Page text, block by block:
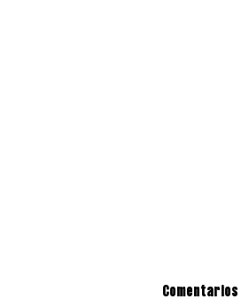
Comentarios